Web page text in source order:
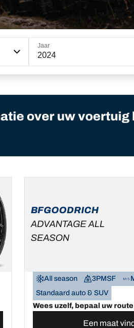
Jaar
2024
over uw
BFGOODRICH
ADVANTAGE ALL
SEASON
All season 3PMSF
Standaard auto & SUV
Wees uzelf, bepaal uw route
Een maat